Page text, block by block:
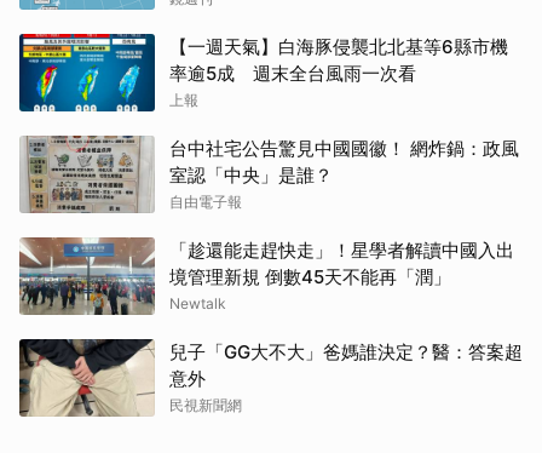
【一週天氣】白海豚侵襲北北基等6縣市機
率逾5成 週末全台風雨一次看
上報
台中社宅公告驚見中國國徽！ 網炸鍋：政風
室認「中央」是誰？
自由電子報
「趁還能走趕快走」！星學者解讀中國入出
境管理新規 倒數45天不能再「潤」
Newtalk
兒子「GG大不大」爸媽誰決定？醫：答案超
意外
民視新聞網
取消